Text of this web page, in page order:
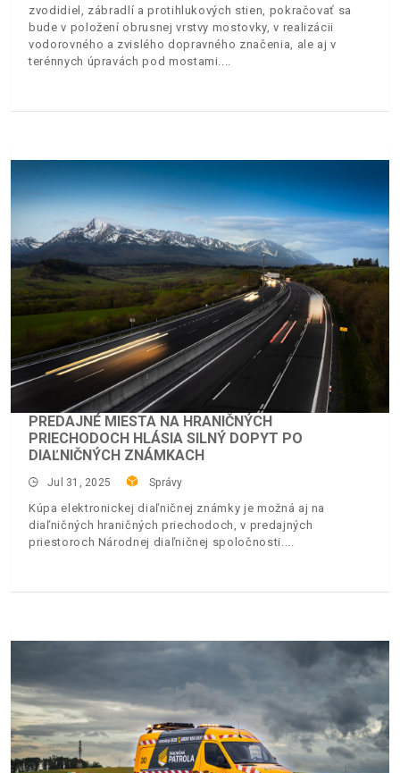
zvodidiel, zábradlí a protihlukových stien, pokračovať sa
bude v položení obrusnej vrstvy mostovky, v realizácii
vodorovného a zvislého dopravného značenia, ale aj v
terénnych úpravách pod mostami.
PREDAJNÉ MIESTA NA HRANIČNÝCH
PRIECHODOCH HLÁSIA SILNÝ DOPYT PO
DIAĽNIČNÝCH ZNÁMKACH
Jul 31, 2025 Správy
Kúpa elektronickej diaľničnej známky je možná aj na
diaľničných hraničných priechodoch, v predajných
priestoroch Národnej diaľničnej spoločnosti.